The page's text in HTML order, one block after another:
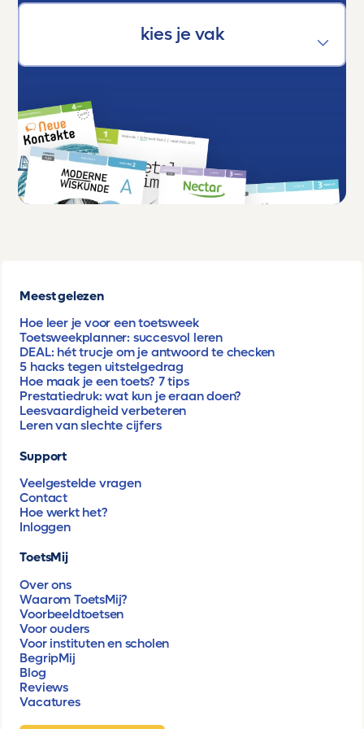
Meest gelezen
Hoe leer je voor een toetsweek
Toetsweekplanner: succesvol leren
DEAL: hét trucje om je antwoord te checken
5 hacks tegen uitstelgedrag
Hoe maak je een toets? 7 tips
Prestatiedruk: wat kun je eraan doen?
Leesvaardigheid verbeteren
Leren van slechte cijfers
Support
Veelgestelde vragen
Contact
Hoe werkt het?
Inloggen
ToetsMij
Over ons
Waarom ToetsMij?
Voorbeeldtoetsen
Voor ouders
Voor instituten en scholen
BegripMij
Blog
Reviews
Vacatures